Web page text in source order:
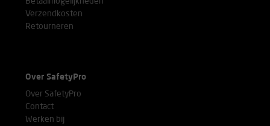
Verzendkosten
Retourneren
Over SafetyPro
Over SafetyPro
Contact
Werken bij